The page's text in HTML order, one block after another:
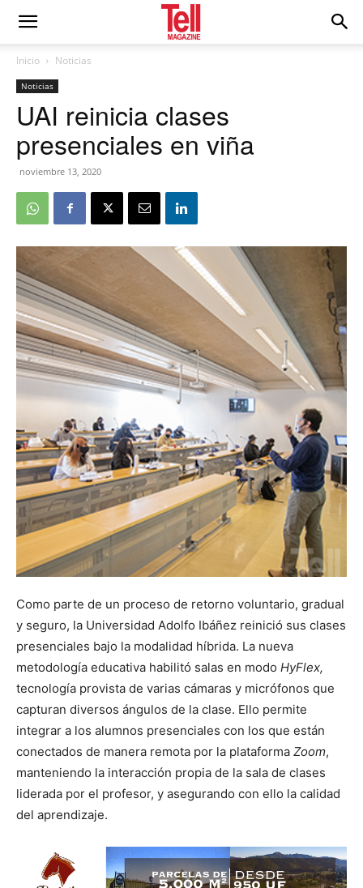
Inicio Noticias
Noticias
UAI reinicia clases
presenciales en viña
noviembre 13, 2020
Como parte de un proceso de retorno voluntario, gradual
y seguro, la Universidad Adolfo Ibáñez reinició sus clases
presenciales bajo la modalidad híbrida. La nueva
metodología educativa habilitó salas en modo HyFlex,
tecnología provista de varias cámaras y micrófonos que
capturan diversos ángulos de la clase. Ello permite
integrar a los alumnos presenciales con los que están
conectados de manera remota por la plataforma Zoom,
manteniendo la interacción propia de la sala de clases
liderada por el profesor, y asegurando con ello la calidad
del aprendizaje.